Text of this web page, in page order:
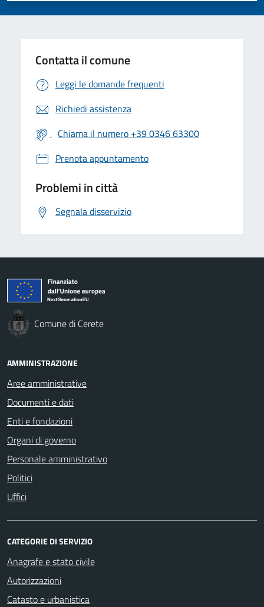
Contatta il comune
Leggi le domande frequenti
Richiedi assistenza
Chiama il numero +39 0346 63300
Prenota appuntamento
Problemi in città
Segnala disservizio
Comune di Cerete
AMMINISTRAZIONE
Aree amministrative
Documenti e dati
Enti e fondazioni
Organi di governo
Personale amministrativo
Politici
Uffici
CATEGORIE DI SERVIZIO
Anagrafe e stato civile
Autorizzazioni
Catasto e urbanistica